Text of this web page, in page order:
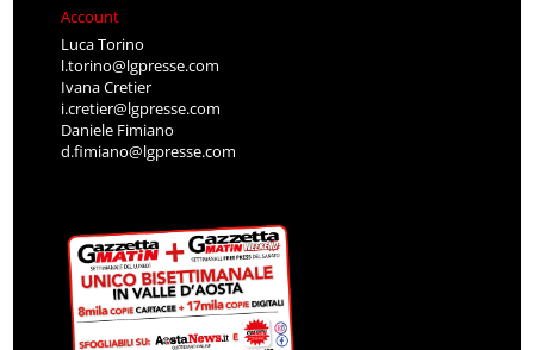
Account
Luca Torino
l.torino@lgpresse.com
Ivana Cretier
i.cretier@lgpresse.com
Daniele Fimiano
d.fimiano@lgpresse.com